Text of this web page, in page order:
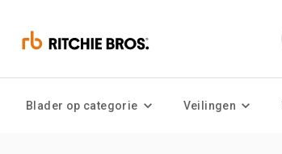
Blader op categorie Veilingen